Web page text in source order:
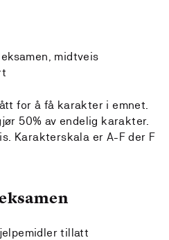
midtveis
for å få karakter i emnet.
50% av endelig karakter.
Karakterskala er A-F der F
tillatt